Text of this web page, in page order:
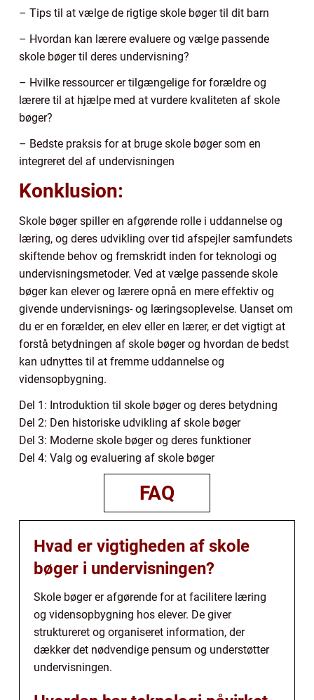
– Tips til at vælge de rigtige skole bøger til dit barn
– Hvordan kan lærere evaluere og vælge passende
skole bøger til deres undervisning?
– Hvilke ressourcer er tilgængelige for forældre og
lærere til at hjælpe med at vurdere kvaliteten af skole
bøger?
– Bedste praksis for at bruge skole bøger som en
integreret del af undervisningen
Konklusion:
Skole bøger spiller en afgørende rolle i uddannelse og
læring, og deres udvikling over tid afspejler samfundets
skiftende behov og fremskridt inden for teknologi og
undervisningsmetoder. Ved at vælge passende skole
bøger kan elever og lærere opnå en mere effektiv og
givende undervisnings- og læringsoplevelse. Uanset om
du er en forælder, en elev eller en lærer, er det vigtigt at
forstå betydningen af skole bøger og hvordan de bedst
kan udnyttes til at fremme uddannelse og
vidensopbygning.
Del 1: Introduktion til skole bøger og deres betydning
Del 2: Den historiske udvikling af skole bøger
Del 3: Moderne skole bøger og deres funktioner
Del 4: Valg og evaluering af skole bøger
FAQ
Hvad er vigtigheden af skole
bøger i undervisningen?
Skole bøger er afgørende for at facilitere læring
og vidensopbygning hos elever. De giver
struktureret og organiseret information, der
dækker det nødvendige pensum og understøtter
undervisningen.